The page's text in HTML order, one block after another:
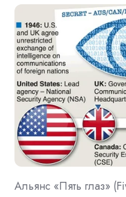
Альянс «Пять глаз»